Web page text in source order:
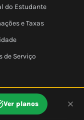
Ver planos
do Estudante
e Taxas
de Serviço